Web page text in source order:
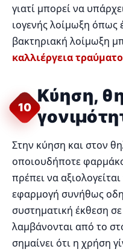
γιατί μπορεί να
ιογενής λοίμωξη όπως
βακτηριακή λοίμωξη
καλλιέργεια
10
Κύηση,
Στην κύηση και στον
οποιουδήποτε
πρέπει να
εφαρμογή συνήθως
συστηματική έκθεση
λαμβάνονται από το
σημαίνει ότι η χρήση